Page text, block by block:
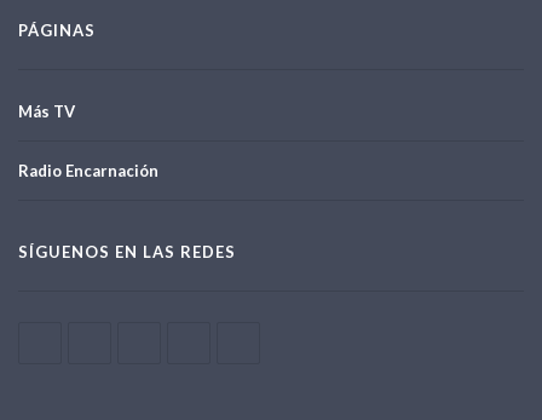
PÁGINAS
Más TV
Radio Encarnación
SÍGUENOS EN LAS REDES